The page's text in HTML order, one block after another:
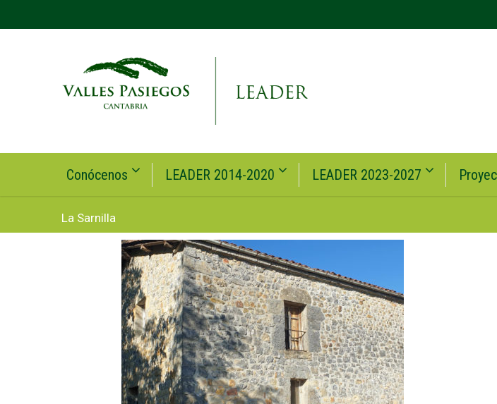
Conócenos LEADER 2014-2020 LEADER 2023-2027
La Sarnilla